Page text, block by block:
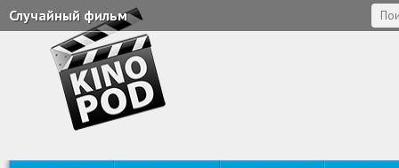
Случайный фильм